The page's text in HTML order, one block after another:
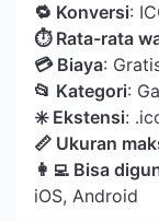
🔁 Konversi:
⏱ Rata-rata
💳 Biaya:
📂 Kategori:
️✳️ Ekstensi:
📏 Ukuran
👩‍💻 Bisa
iOS, Android